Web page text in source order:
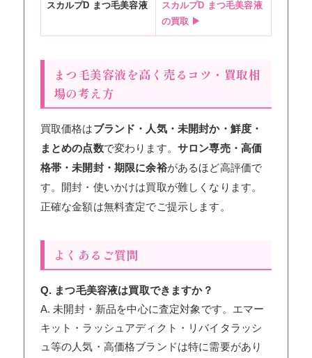
スカルプD まつ毛美容液
スカルプD まつ毛美容液
の買取 ▶
まつ毛美容液を高く売るコツ・買取相
場の考え方
買取価格はブランド・人気・未開封か・鮮度・
まとめの点数で変わります。 サロン専売・高価
格帯・未開封・期限に余裕があるほど高評価で
す。開封・使いかけは買取が難しくなります。
正確な金額は無料査定でご提示します。
よくあるご質問
Q. まつ毛美容液は買取できますか？
A. 未開封・新品を中心に査定対象です。エマー
キット・ラッシュアディクト・リバイタラッシ
ュ等の人気・高価格ブランドは特に需要があり